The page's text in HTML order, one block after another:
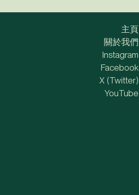
主頁
關於我們
Instagram
Facebook
X (Twitter)
YouTube